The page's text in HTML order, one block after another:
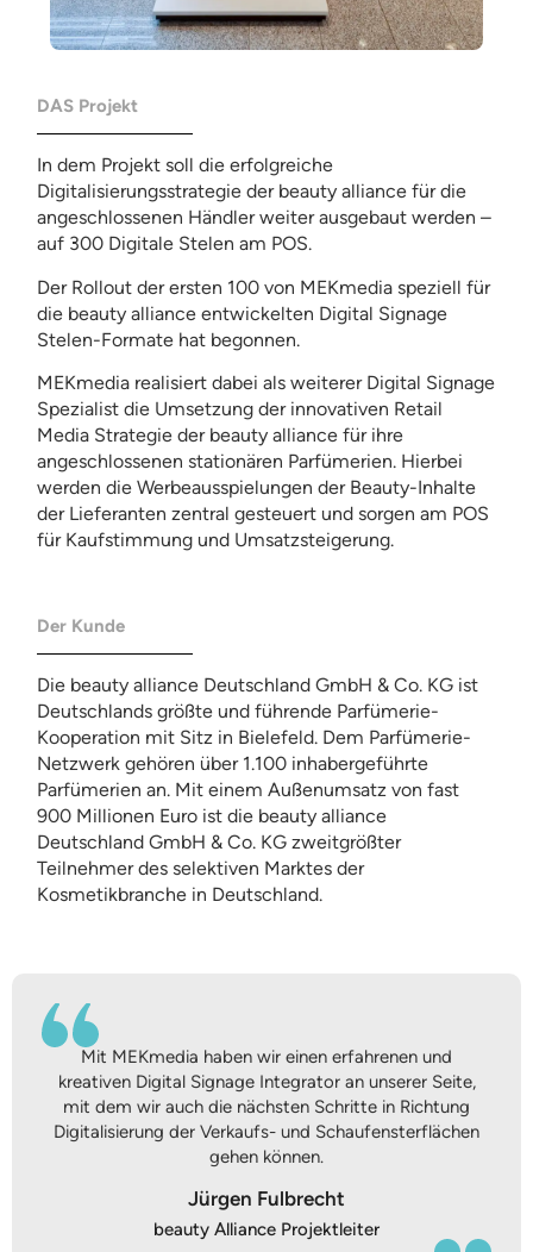
DAS Projekt
In dem Projekt soll die erfolgreiche
Digitalisierungsstrategie der beauty alliance für die
angeschlossenen Händler weiter ausgebaut werden –
auf 300 Digitale Stelen am POS.
Der Rollout der ersten 100 von MEKmedia speziell für
die beauty alliance entwickelten Digital Signage
Stelen-Formate hat begonnen.
MEKmedia realisiert dabei als weiterer Digital Signage
Spezialist die Umsetzung der innovativen Retail
Media Strategie der beauty alliance für ihre
angeschlossenen stationären Parfümerien. Hierbei
werden die Werbeausspielungen der Beauty-Inhalte
der Lieferanten zentral gesteuert und sorgen am POS
für Kaufstimmung und Umsatzsteigerung.
Der Kunde
Die beauty alliance Deutschland GmbH & Co. KG ist
Deutschlands größte und führende Parfümerie-
Kooperation mit Sitz in Bielefeld. Dem Parfümerie-
Netzwerk gehören über 1.100 inhabergeführte
Parfümerien an. Mit einem Außenumsatz von fast
900 Millionen Euro ist die beauty alliance
Deutschland GmbH & Co. KG zweitgrößter
Teilnehmer des selektiven Marktes der
Kosmetikbranche in Deutschland.
Mit MEKmedia haben wir einen erfahrenen und
kreativen Digital Signage Integrator an unserer Seite,
mit dem wir auch die nächsten Schritte in Richtung
Digitalisierung der Verkaufs- und Schaufensterflächen
gehen können.
Jürgen Fulbrecht
beauty Alliance Projektleiter